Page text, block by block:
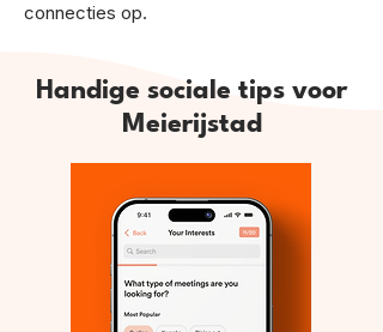
connecties op.
Handige sociale tips voor
Meierijstad